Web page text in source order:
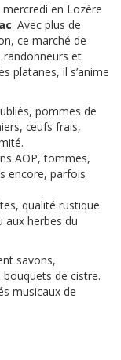
mercredi en Lozère
. Avec plus de
ce marché de
et
platanes, il s’anime
pommes de
œufs frais,
AOP, tommes,
encore, parfois
qualité rustique
aux herbes du
savons,
de cistre.
musicaux de